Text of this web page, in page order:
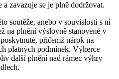
zavazuje se je plně dodržovat.
soutěže, anebo v souvislosti s ní
na plnění výslovně stanovené v
přičemž nárok na
platných podmínek. Výherce
další plnění nad rámec výhry